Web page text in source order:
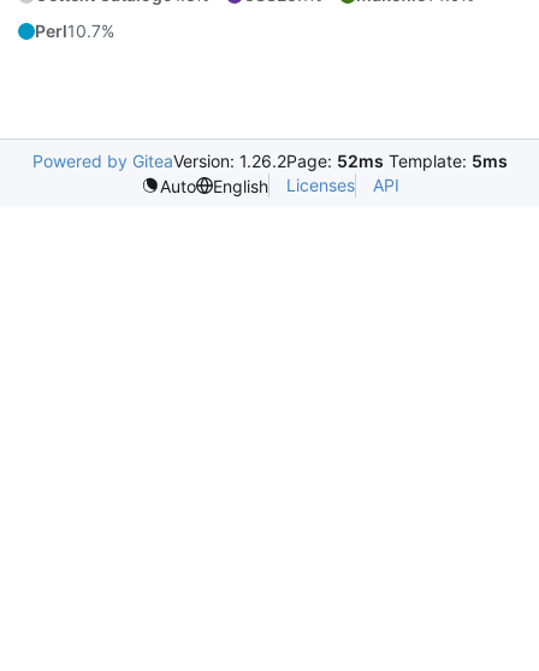
Perl10.7%
Powered by GiteaVersion: 1.26.2Page: 52ms Template: 5ms
Auto
English Licenses API